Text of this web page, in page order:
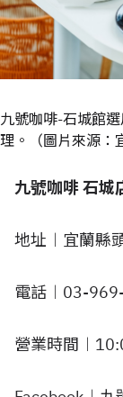
九號咖啡-石城館
理。（圖片來源：
九號咖啡 石城
地址︱宜蘭縣
電話︱03-
營業時間